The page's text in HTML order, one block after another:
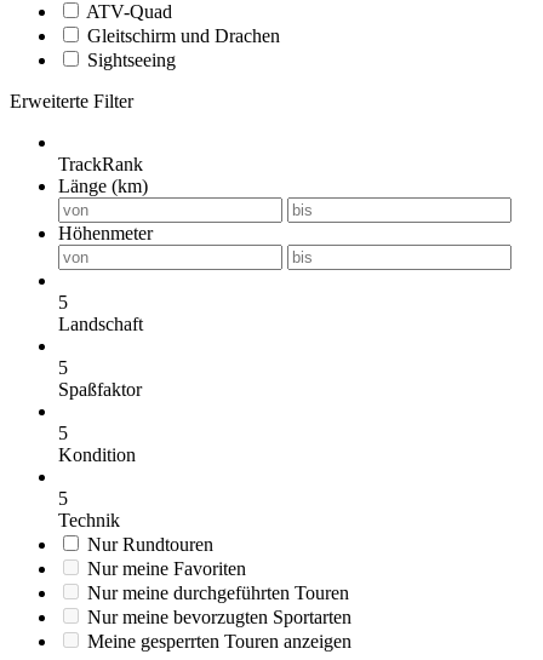
ATV-Quad
Gleitschirm und Drachen
Sightseeing
Erweiterte Filter
TrackRank
Länge (km)
Höhenmeter
5
Landschaft
5
Spaßfaktor
5
Kondition
5
Technik
Nur Rundtouren
Nur meine Favoriten
Nur meine durchgeführten Touren
Nur meine bevorzugten Sportarten
Meine gesperrten Touren anzeigen